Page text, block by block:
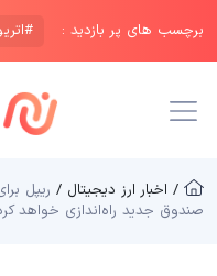
برچسب های پر بازدید :
/ اخبار ارز دیجیتال / ریپل
صندوق جدید راه‌اندازی خواهد